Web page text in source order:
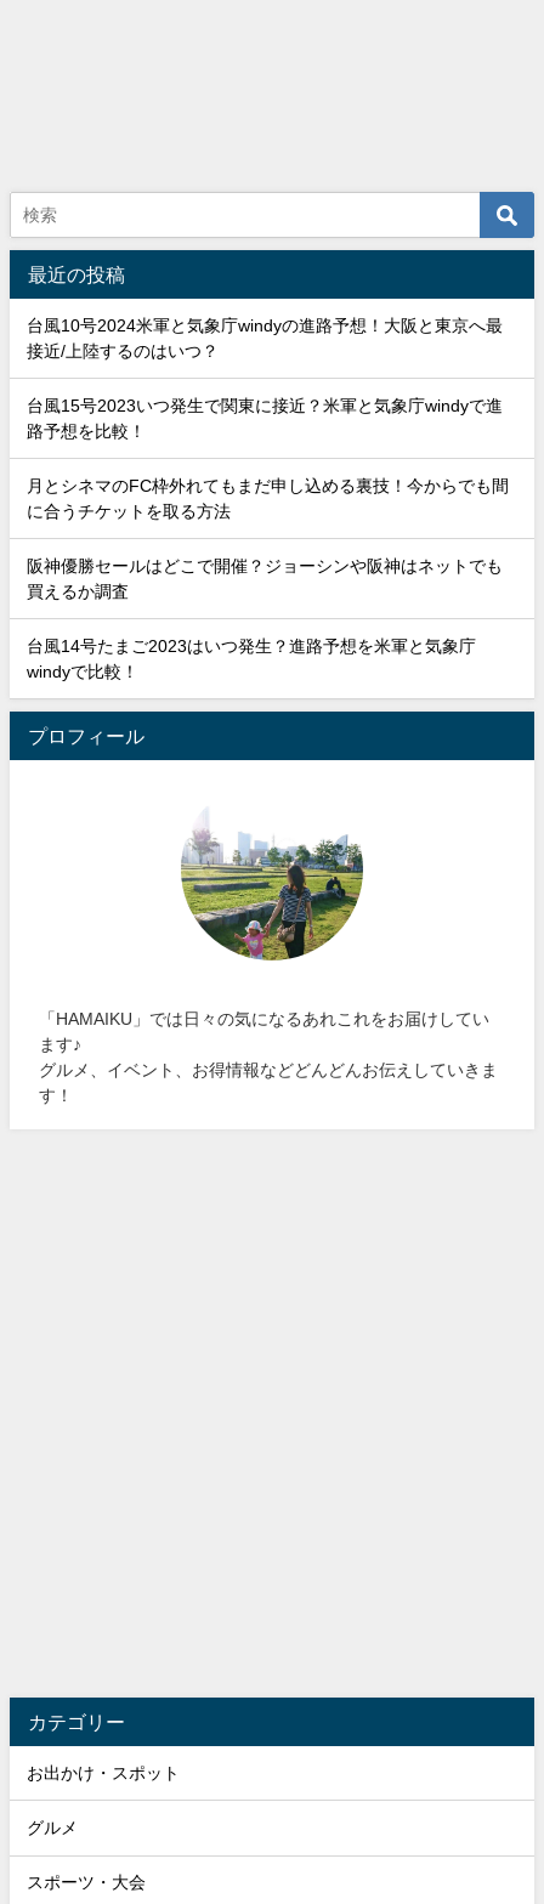
最近の投稿
台風10号2024米軍と気象庁windyの進路予想！大阪と東京へ最
接近/上陸するのはいつ？
台風15号2023いつ発生で関東に接近？米軍と気象庁windyで進
路予想を比較！
月とシネマのFC枠外れてもまだ申し込める裏技！今からでも間
に合うチケットを取る方法
阪神優勝セールはどこで開催？ジョーシンや阪神はネットでも
買えるか調査
台風14号たまご2023はいつ発生？進路予想を米軍と気象庁
windyで比較！
プロフィール
「HAMAIKU」では日々の気になるあれこれをお届けしてい
ます♪
グルメ、イベント、お得情報などどんどんお伝えしていきま
す！
カテゴリー
お出かけ・スポット
グルメ
スポーツ・大会